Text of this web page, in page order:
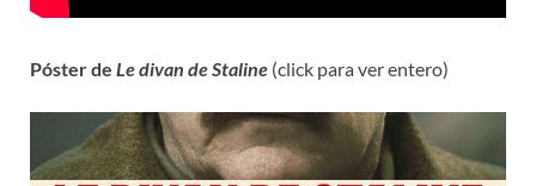
Póster de Le divan de Staline (click para ver entero)